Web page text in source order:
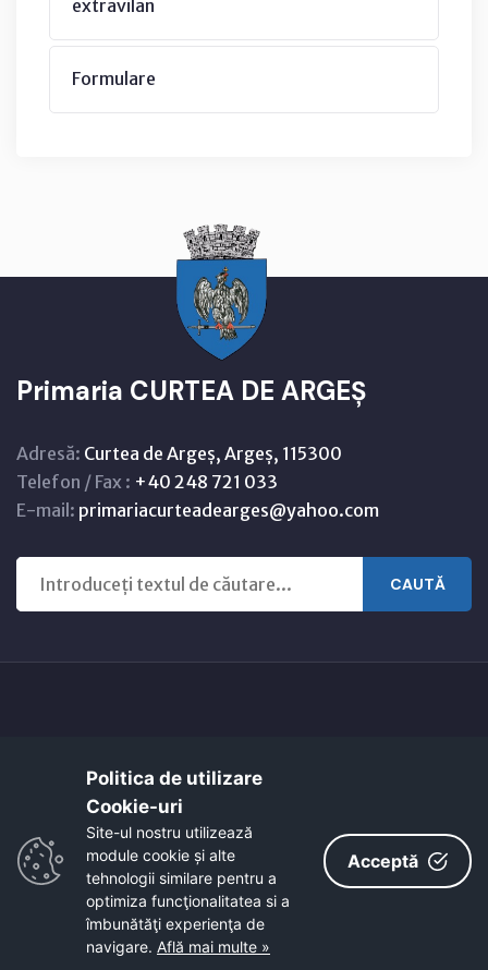
extravilan
Formulare
Primaria CURTEA DE ARGEȘ
Adresă: Curtea de Argeș, Argeș, 115300
Telefon / Fax : +40 248 721 033
E-mail: primariacurteadearges@yahoo.com
CAUTĂ
Harta orasului
Link-uri utile
EcoActive: Citizens for a Sustainable Europe
EcoActive: Citizens for a Sustainable Europe - Santiago
Politica de utilizare
Cookie-uri‎
Site-ul nostru utilizează
module cookie și alte
tehnologii similare pentru a
optimiza funcţionalitatea si a
îmbunătăţi experienţa de
navigare. Află mai multe »
Acceptă